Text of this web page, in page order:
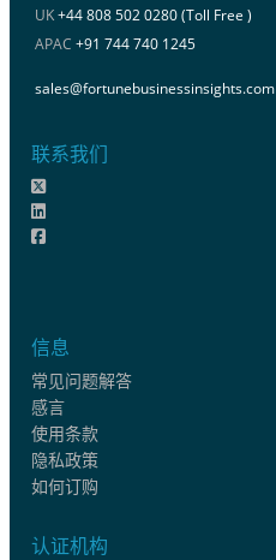
UK+44 808 502 0280 (Toll Free )
APAC +91 744 740 1245
sales@fortunebusinessinsights.com
联系我们
信息
常见问题解答
感言
使用条款
隐私政策
如何订购
认证机构